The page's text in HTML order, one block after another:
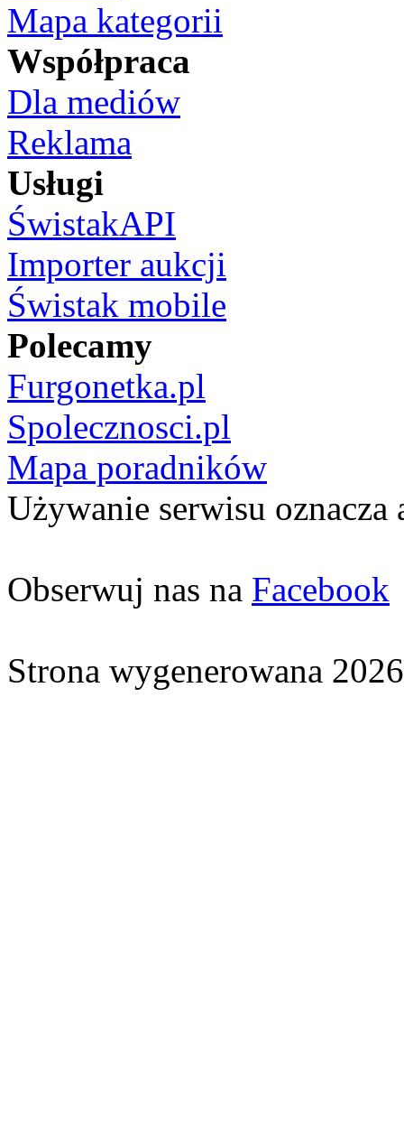
Mapa kategorii
Współpraca
Dla mediów
Reklama
Usługi
ŚwistakAPI
Importer aukcji
Świstak mobile
Polecamy
Furgonetka.pl
Spolecznosci.pl
Mapa poradników
Używanie serwisu oznacza
Obserwuj nas na Facebook
Strona wygenerowana